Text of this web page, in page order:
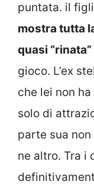
puntata. il
mostra tutta
quasi “rinata”
gioco. L’ex
che lei non
solo di
parte sua
ne altro. Tra i